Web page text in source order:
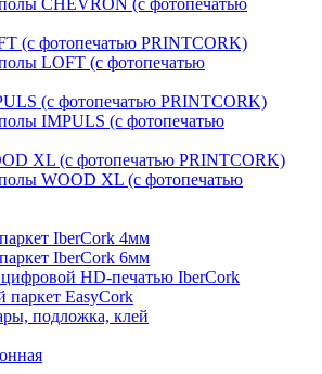
CHEVRON (с фотопечатью
(с фотопечатью PRINTCORK)
LOFT (с фотопечатью
(с фотопечатью PRINTCORK)
IMPULS (с фотопечатью
XL (с фотопечатью PRINTCORK)
WOOD XL (с фотопечатью
IberCork 4мм
IberCork 6мм
HD-печатью IberCork
EasyCork
подложка, клей